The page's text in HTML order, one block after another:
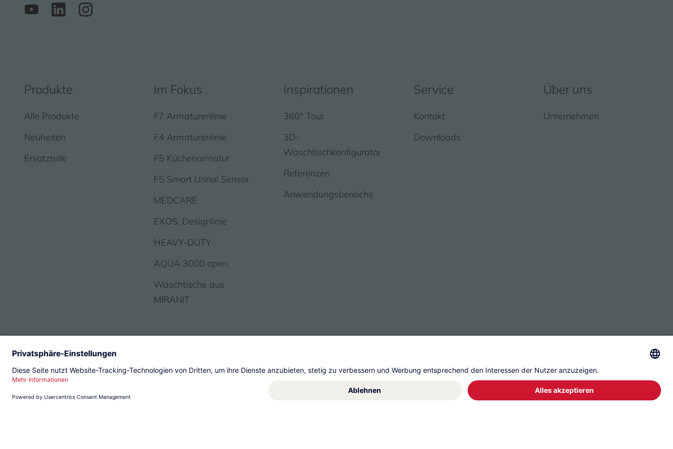
Produkte
Alle Produkte
Neuheiten
Ersatzteile
Im Fokus
F7 Armaturenlinie
F4 Armaturenlinie
F5 Küchenarmatur
F5 Smart Urinal Sensor
MEDCARE
EXOS. Designlinie
HEAVY-DUTY
AQUA 3000 open
Waschtische aus
MIRANIT
Inspirationen
360° Tour
3D-
Waschtischkonfigurator
Referenzen
Anwendungsbereiche
Service
Kontakt
Downloads
Über uns
Unternehmen
© 2026 KWC Group Management AG Allgemeine Geschäftsbedingungen Impressum Datenschutz Governance